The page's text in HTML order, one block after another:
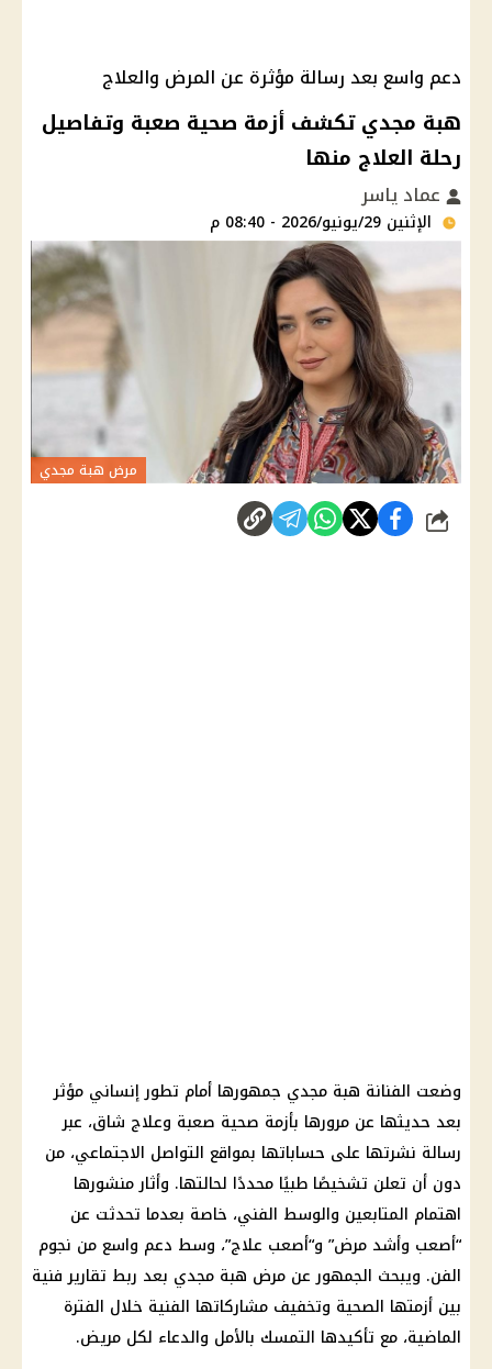
دعم واسع بعد رسالة مؤثرة عن المرض والعلاج
هبة مجدي تكشف أزمة صحية صعبة وتفاصيل
رحلة العلاج منها
عماد ياسر
الإثنين 29/يونيو/2026 - 08:40 م
مرض هبة مجدي
شارك
وضعت الفنانة هبة مجدي جمهورها أمام تطور إنساني مؤثر
بعد حديثها عن مرورها بأزمة صحية صعبة وعلاج شاق، عبر
رسالة نشرتها على حساباتها بمواقع التواصل الاجتماعي، من
دون أن تعلن تشخيصًا طبيًا محددًا لحالتها. وأثار منشورها
اهتمام المتابعين والوسط الفني، خاصة بعدما تحدثت عن
“أصعب وأشد مرض” و“أصعب علاج”، وسط دعم واسع من نجوم
الفن. ويبحث الجمهور عن مرض هبة مجدي بعد ربط تقارير فنية
بين أزمتها الصحية وتخفيف مشاركاتها الفنية خلال الفترة
الماضية، مع تأكيدها التمسك بالأمل والدعاء لكل مريض.